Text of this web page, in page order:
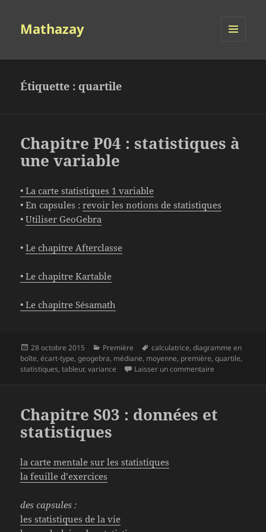
Mathazay
Étiquette : quartile
Chapitre P04 : statistiques à
une variable
• La carte statistiques 1 variable
• En capsules :revoir les notions de statistiques
•Utiliser GeoGebra
•Le chapitre Afterclasse
• Le chapitre Kartable
• Le chapitre Sésamath
Publié
le
28 octobre 2015 Catégories
Première
Mots-
clés
calculatrice,diagramme en
boîte,écart-type,geogebra, médiane, moyenne, première,quartile,
statistiques,tableur,variance Laisser un commentaire
Chapitre S03 : données et
statistiques
la carte mentale sur les statistiques
la feuille d’exercices
des capsules :
les statistiques de la vie